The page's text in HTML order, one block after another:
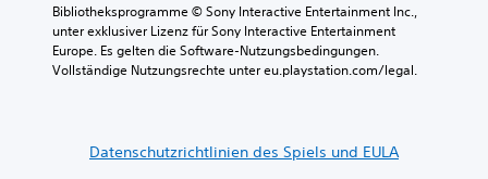
Bibliotheksprogramme © Sony Interactive Entertainment Inc.,
unter exklusiver Lizenz für Sony Interactive Entertainment
Europe. Es gelten die Software-Nutzungsbedingungen.
Vollständige Nutzungsrechte unter eu.playstation.com/legal.
Datenschutzrichtlinien des Spiels und EULA